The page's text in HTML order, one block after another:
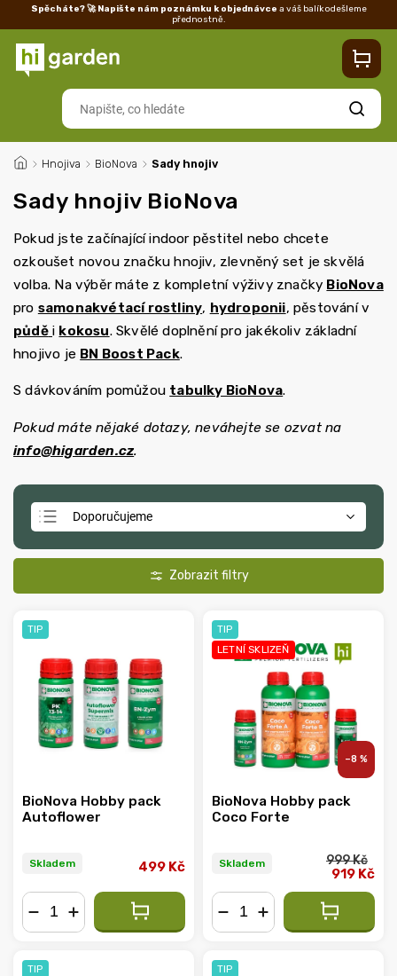
Spěcháte? 🚀 Napište nám poznámku k objednávce a váš balík odešleme
přednostně.
Vrácení/reklamace
Hledat
/ Hnojiva / BioNova / Sady hnojiv
Sady hnojiv BioNova
Pokud jste začínající indoor pěstitel nebo chcete
ozkoušet novou značku hnojiv, zlevněný set je skvělá
volba. Na výběr máte z kompletní výživy značky BioNova
pro samonakvétací rostliny, hydroponii, pěstování v
půdě i kokosu. Skvělé doplnění pro jakékoliv základní
hnojivo je BN Boost Pack.
S dávkováním pomůžou tabulky BioNova.
Pokud máte nějaké dotazy, neváhejte se ozvat na
info@higarden.cz.
Doporučujeme
TIP
BioNova Hobby pack
Autoflower
Skladem 499 Kč
TIP
LETNÍ SKLIZEŇ
–8 %
BioNova Hobby pack
Coco Forte
Skladem 999 Kč
919 Kč
TIP TIP